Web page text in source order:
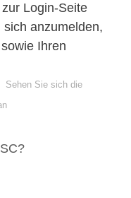
Login-Seite
anzumelden,
Ihren
Sehen Sie sich die